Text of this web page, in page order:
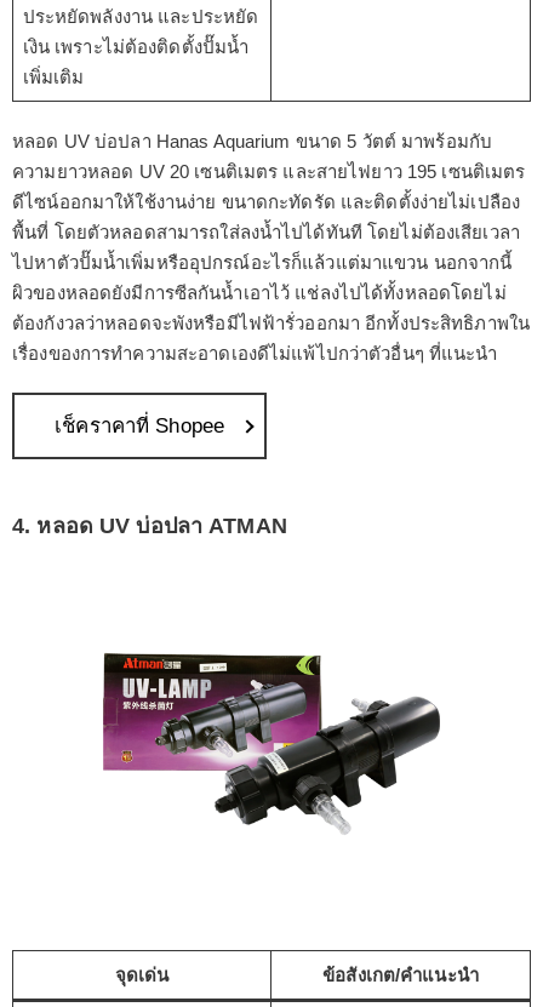
ประหยัดพลังงาน และประหยัด
เงิน เพราะไม่ต้องติดตั้งปั๊มน้ำ
เพิ่มเติม
หลอด UV บ่อปลา Hanas Aquarium ขนาด 5 วัตต์ มาพร้อมกับ
ความยาวหลอด UV 20 เซนติเมตร และสายไฟยาว 195 เซนติเมตร
ดีไซน์ออกมาให้ใช้งานง่าย ขนาดกะทัดรัด และติดตั้งง่ายไม่เปลือง
พื้นที่ โดยตัวหลอดสามารถใส่ลงน้ำไปได้ทันที โดยไม่ต้องเสียเวลา
ไปหาตัวปั๊มน้ำเพิ่มหรืออุปกรณ์อะไรก็แล้วแต่มาแขวน นอกจากนี้
ผิวของหลอดยังมีการซีลกันน้ำเอาไว้ แช่ลงไปได้ทั้งหลอดโดยไม่
ต้องกังวลว่าหลอดจะพังหรือมีไฟฟ้ารั่วออกมา อีกทั้งประสิทธิภาพใน
เรื่องของการทำความสะอาดเองดีไม่แพ้ไปกว่าตัวอื่นๆ ที่แนะนำ
เช็คราคาที่ Shopee
4. หลอด UV บ่อปลา ATMAN
จุดเด่น ข้อสังเกต/คำแนะนำ